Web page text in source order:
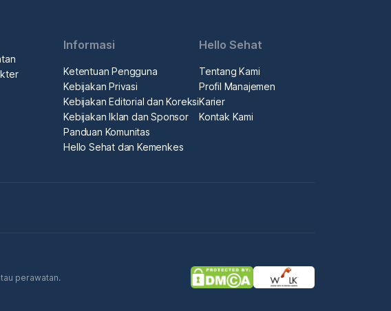
Informasi
Ketentuan Pengguna
Kebijakan Privasi
Kebijakan Editorial dan Koreksi
Kebijakan Iklan dan Sponsor
Panduan Komunitas
Hello Sehat dan Kemenkes
Hello Sehat
Tentang Kami
Profil Manajemen
Karier
Kontak Kami
perawatan.